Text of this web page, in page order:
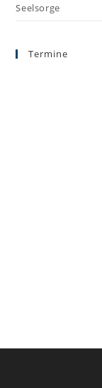
Seelsorge
Termine